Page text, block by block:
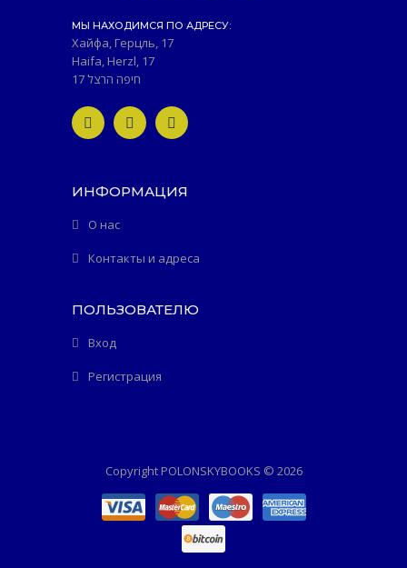
МЫ НАХОДИМСЯ ПО АДРЕСУ:
Хайфа, Герцль, 17
Haifa, Herzl, 17
חיפה הרצל 17
ИНФОРМАЦИЯ
О нас
Контакты и адреса
ПОЛЬЗОВАТЕЛЮ
Вход
Регистрация
Copyright POLONSKYBOOKS © 2026